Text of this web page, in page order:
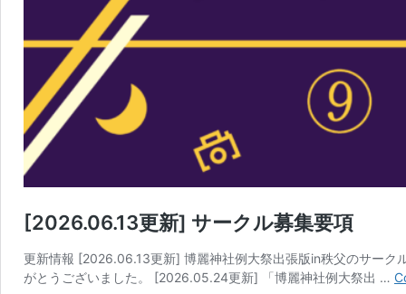
[2026.06.13更新] サークル募集要項
更新情報 [2026.06.13更新] 博麗神社例大祭出張版in秩父のサーク
がとうございました。 [2026.05.24更新] 「博麗神社例大祭出 …